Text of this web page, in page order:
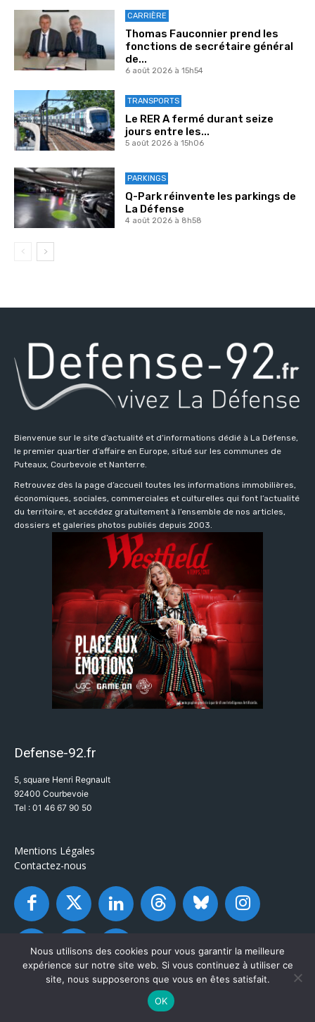
CARRIÈRE
Thomas Fauconnier prend les
fonctions de secrétaire général
de...
6 août 2026 à 15h54
TRANSPORTS
Le RER A fermé durant seize
jours entre les...
5 août 2026 à 15h06
PARKINGS
Q-Park réinvente les parkings de
La Défense
4 août 2026 à 8h58
Bienvenue sur le site d’actualité et d’informations dédié à La Défense,
le premier quartier d’affaire en Europe, situé sur les communes de
Puteaux, Courbevoie et Nanterre.
Retrouvez dès la page d’accueil toutes les informations immobilières,
économiques, sociales, commerciales et culturelles qui font l’actualité
du territoire, et accédez gratuitement à l’ensemble de nos articles,
dossiers et galeries photos publiés depuis 2003.
Defense-92.fr
5, square Henri Regnault
92400 Courbevoie
Tel : 01 46 67 90 50
Mentions Légales
Contactez-nous
© Defense-92.fr - Tous droits réservés 2003 / 2026
Nous utilisons des cookies pour vous garantir la meilleure
expérience sur notre site web. Si vous continuez à utiliser ce
site, nous supposerons que vous en êtes satisfait.
OK